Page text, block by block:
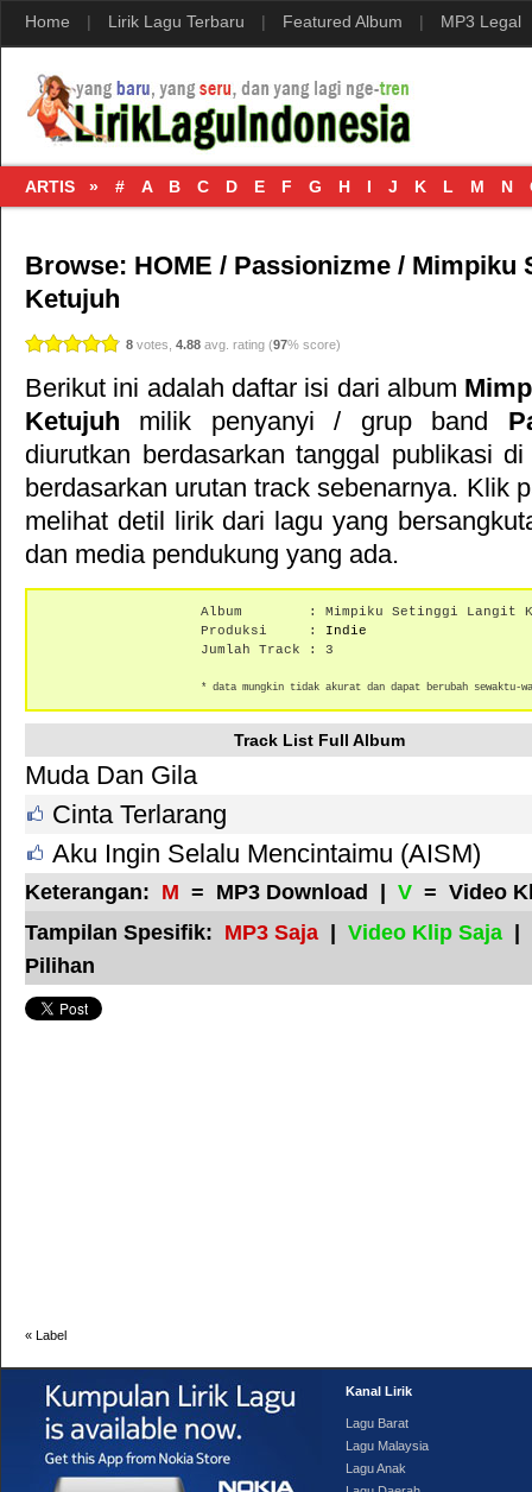
Home | Lirik Lagu Terbaru | Featured Album | MP3 Legal
ARTIS » # A B C D E F G H I J K L M N
Browse: HOME / Passionizme / Mimpiku
Ketujuh
8 votes, 4.88 avg. rating (97% score)
Berikut ini adalah daftar isi dari album
Ketujuh milik penyanyi / grup band
diurutkan berdasarkan tanggal publikasi
berdasarkan urutan track sebenarnya. Klik
melihat detil lirik dari lagu yang
dan media pendukung yang ada.
Album : Mimpiku Setinggi Langit
Produksi : Indie
Jumlah Track : 3
* data mungkin tidak akurat dan dapat berubah sewaktu-
Track List Full Album
Muda Dan Gila
Cinta Terlarang
Aku Ingin Selalu Mencintaimu (AISM)
Keterangan: M = MP3 Download | V = Video
Tampilan Spesifik: MP3 Saja Video Klip Saja
Pilihan
« Label
Kanal Lirik
Lagu Barat
Lagu Malaysia
Lagu Anak